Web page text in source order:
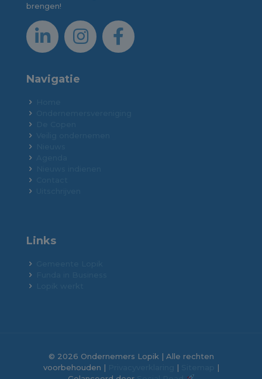
brengen!
Navigatie
Links
© 2026 Ondernemers Lopik | Alle rechten
voorbehouden |
|
|